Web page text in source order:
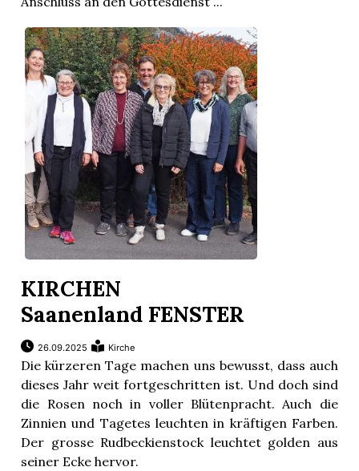
KIRCHEN
Saanenland FENSTER
26.09.2025 Kirche
Die kürzeren Tage machen uns bewusst, dass auch
dieses Jahr weit fortgeschritten ist. Und doch sind
die Rosen noch in voller Blütenpracht. Auch die
Zinnien und Tagetes leuchten in kräftigen Farben.
Der grosse Rudbeckienstock leuchtet golden aus
seiner Ecke hervor.